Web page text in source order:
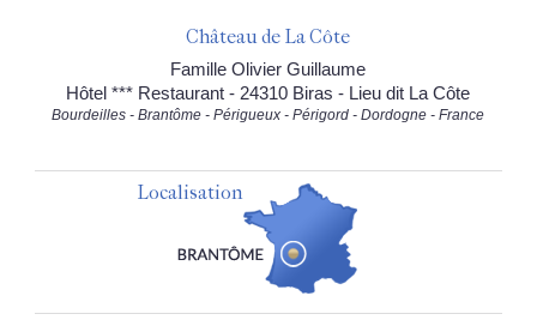
Château de La Côte
Famille Olivier Guillaume
Hôtel *** Restaurant - 24310 Biras - Lieu dit La Côte
Bourdeilles - Brantôme - Périgueux - Périgord - Dordogne - France
Localisation